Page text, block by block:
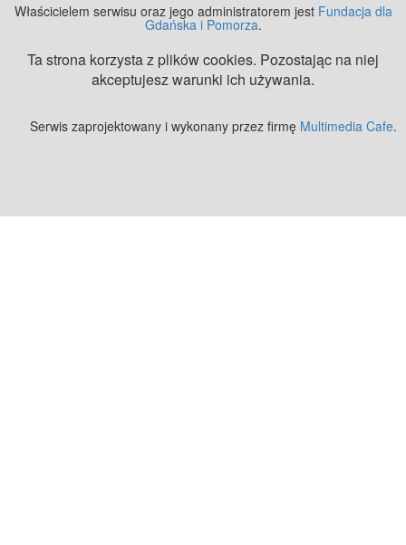
Właścicielem serwisu oraz jego administratorem jest Fundacja dla
Gdańska i Pomorza.
Ta strona korzysta z plików cookies. Pozostając na niej
akceptujesz warunki ich używania.
Serwis zaprojektowany i wykonany przez firmę Multimedia Cafe.